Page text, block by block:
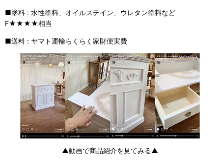
■塗料 : 水性塗料、オイルステイン、ウレタン塗料など
F★★★★相当
■送料 : ヤマト運輸らくらく家財便実費
▲動画で商品紹介を見てみる▲